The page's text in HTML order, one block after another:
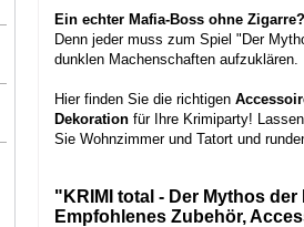
Ein echter Mafia-Boss ohne
Denn jeder muss zum Spiel "Der
dunklen Machenschaften aufzuklären.
Hier finden Sie die richtigen
Dekoration für Ihre Krimiparty!
Sie Wohnzimmer und Tatort und
"KRIMI total - Der Mythos der
Empfohlenes Zubehör,